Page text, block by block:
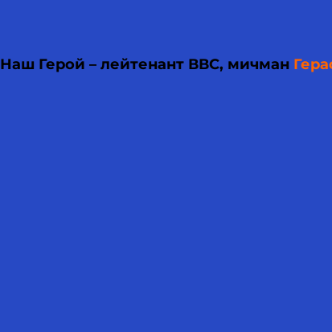
Наш Герой – лейтенант ВВС, мичман